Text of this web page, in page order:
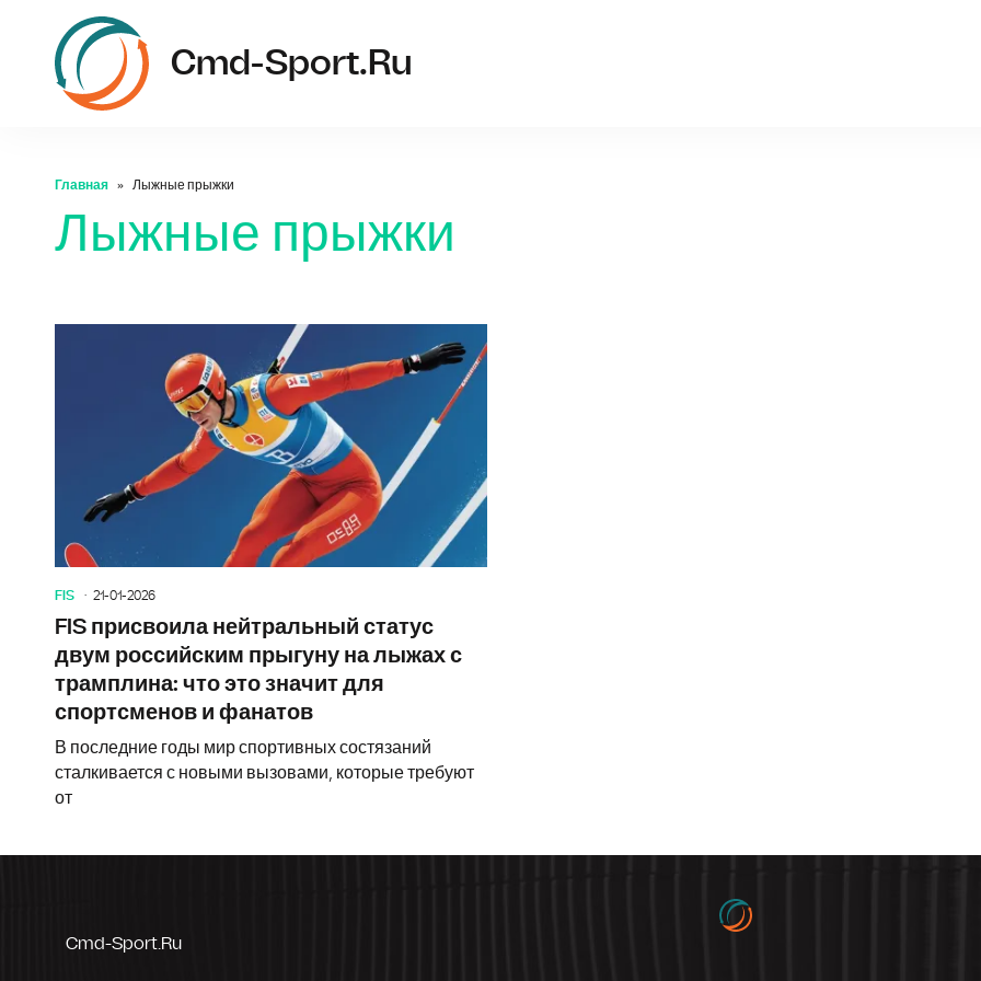
Cmd-Sport.ru
Главная Лыжные прыжки
Лыжные прыжки
FIS 21-01-2026
FIS присвоила нейтральный статус
двум российским прыгуну на лыжах с
трамплина: что это значит для
спортсменов и фанатов
В последние годы мир спортивных состязаний
сталкивается с новыми вызовами, которые требуют
от
Cmd-Sport.ru